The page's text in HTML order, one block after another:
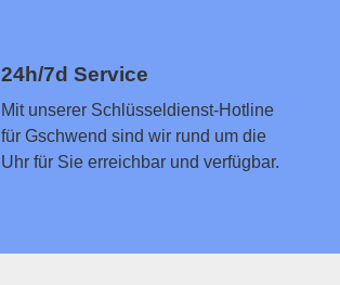
24h/7d Service
Mit unserer Schlüsseldienst-Hotline
für Gschwend sind wir rund um die
Uhr für Sie erreichbar und verfügbar.